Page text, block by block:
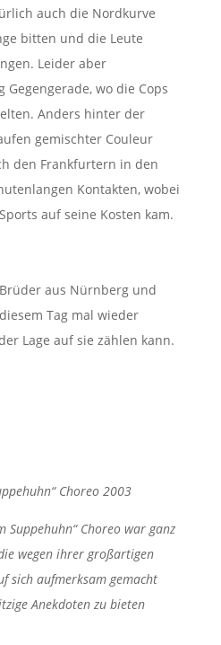
auch die Nordkurve
bitten und die Leute
Leider aber
wo die Cops
Anders hinter der
gemischter Couleur
den Frankfurtern in den
Kontakten, wobei
auf seine Kosten kam.
aus Nürnberg und
Tag mal wieder
Lage auf sie zählen kann.
Choreo 2003
Suppehuhn“ Choreo war ganz
wegen ihrer großartigen
sich aufmerksam gemacht
Anekdoten zu bieten